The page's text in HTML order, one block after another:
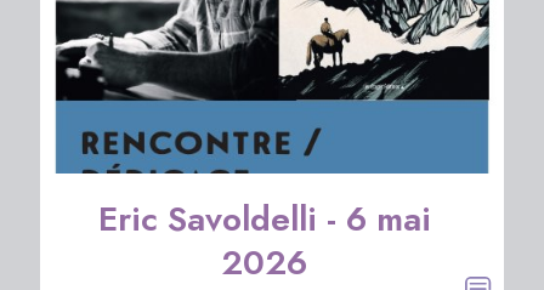
Eric Savoldelli - 6 mai
2026